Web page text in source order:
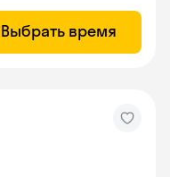
Выбрать время